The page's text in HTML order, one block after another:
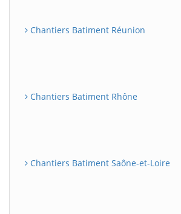
Chantiers Batiment Réunion
Chantiers Batiment Rhône
Chantiers Batiment Saône-et-Loire